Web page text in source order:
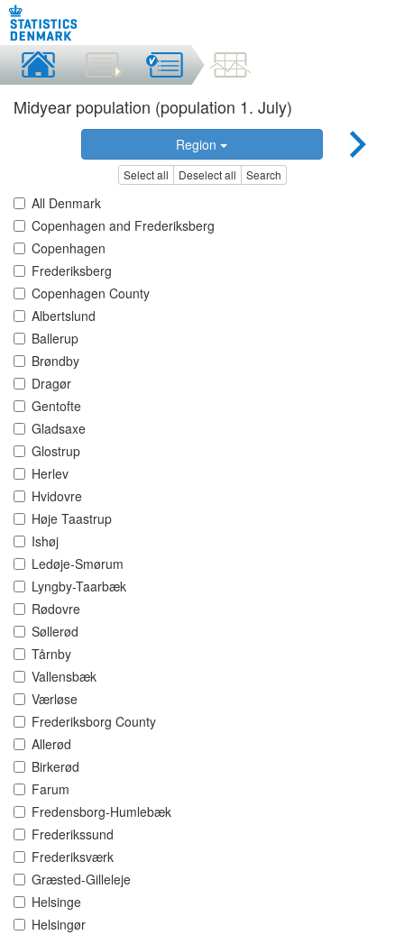
Midyear population (population 1. July)
Region
Select all Deselect all Search
All Denmark
Copenhagen and Frederiksberg
Copenhagen
Frederiksberg
Copenhagen County
Albertslund
Ballerup
Brøndby
Dragør
Gentofte
Gladsaxe
Glostrup
Herlev
Hvidovre
Høje Taastrup
Ishøj
Ledøje-Smørum
Lyngby-Taarbæk
Rødovre
Søllerød
Tårnby
Vallensbæk
Værløse
Frederiksborg County
Allerød
Birkerød
Farum
Fredensborg-Humlebæk
Frederikssund
Frederiksværk
Græsted-Gilleleje
Helsinge
Helsingør